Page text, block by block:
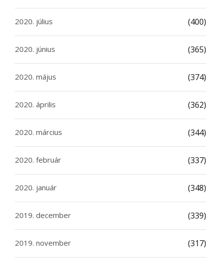
2020. július (400)
2020. június (365)
2020. május (374)
2020. április (362)
2020. március (344)
2020. február (337)
2020. január (348)
2019. december (339)
2019. november (317)